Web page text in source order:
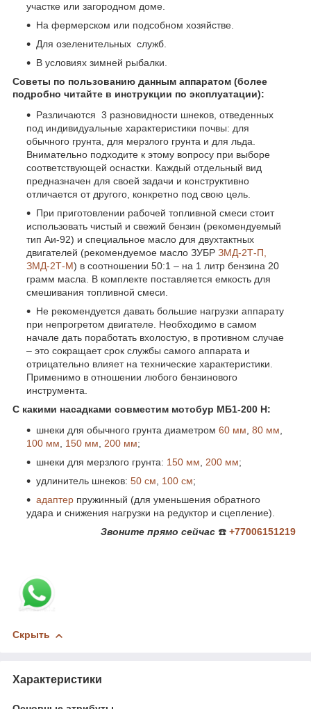
участке или загородном доме.
На фермерском или подсобном хозяйстве.
Для озеленительных служб.
В условиях зимней рыбалки.
Советы по пользованию данным аппаратом (более
подробно читайте в инструкции по эксплуатации):
Различаются 3 разновидности шнеков, отведенных
под индивидуальные характеристики почвы: для
обычного грунта, для мерзлого грунта и для льда.
Внимательно подходите к этому вопросу при выборе
соответствующей оснастки. Каждый отдельный вид
предназначен для своей задачи и конструктивно
отличается от другого, конкретно под свою цель.
При приготовлении рабочей топливной смеси стоит
использовать чистый и свежий бензин (рекомендуемый
тип Аи-92) и специальное масло для двухтактных
двигателей (рекомендуемое масло ЗУБР ЗМД-2Т-П,
ЗМД-2Т-М) в соотношении 50:1 – на 1 литр бензина 20
грамм масла. В комплекте поставляется емкость для
смешивания топливной смеси.
Не рекомендуется давать большие нагрузки аппарату
при непрогретом двигателе. Необходимо в самом
начале дать поработать вхолостую, в противном случае
– это сокращает срок службы самого аппарата и
отрицательно влияет на технические характеристики.
Применимо в отношении любого бензинового
инструмента.
С какими насадками совместим мотобур МБ1-200 Н:
шнеки для обычного грунта диаметром 60 мм 80 мм
100 мм
150 мм 200 мм;
шнеки для мерзлого грунта: 150 мм 200 мм;
удлинитель шнеков: 50 см 100 см;
адаптер пружинный (для уменьшения обратного
удара и снижения нагрузки на редуктор и сцепление).
Звоните прямо сейчас ☎️ +77006151219
Скрыть
Характеристики